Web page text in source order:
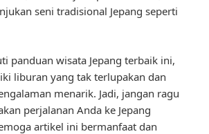
seni tradisional Jepang seperti
panduan wisata Jepang terbaik ini,
liburan yang tak terlupakan dan
menarik. Jadi, jangan ragu
perjalanan Anda ke Jepang
artikel ini bermanfaat dan